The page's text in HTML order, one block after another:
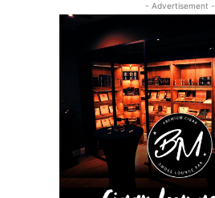
- Advertisement -